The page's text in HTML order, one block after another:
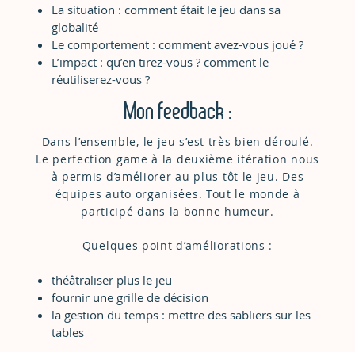
La situation : comment était le jeu dans sa
globalité
Le comportement : comment avez-vous joué ?
L’impact : qu’en tirez-vous ? comment le
réutiliserez-vous ?
Mon feedback :
Dans l’ensemble, le jeu s’est très bien déroulé.
Le perfection game à la deuxième itération nous
à permis d’améliorer au plus tôt le jeu. Des
équipes auto organisées. Tout le monde à
participé dans la bonne humeur.
Quelques point d’améliorations :
théâtraliser plus le jeu
fournir une grille de décision
la gestion du temps : mettre des sabliers sur les
tables